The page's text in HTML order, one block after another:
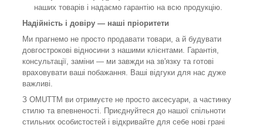
наших товарів і надаємо гарантію на всю продукцію.
Надійність і довіру — наші пріоритети
Ми прагнемо не просто продавати товари, а й будувати
довгострокові відносини з нашими клієнтами. Гарантія,
консультації, заміни — ми завжди на зв'язку та готові
враховувати ваші побажання. Ваші відгуки для нас дуже
важливі.
З OMUTTM ви отримуєте не просто аксесуари, а частинку
стилю та впевненості. Приєднуйтеся до нашої спільноти
стильних особистостей і відкривайте для себе нові грані